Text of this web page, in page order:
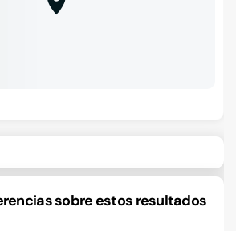
sobre estos resultados